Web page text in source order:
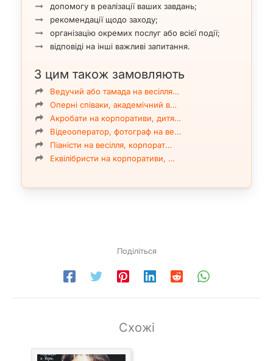
Електронні інструменти, концертні сукні
допомогу в реалізації ваших завдань;
рекомендації щодо заходу;
організацію окремих послуг або всієї події;
відповіді на інші важливі запитання.
З цим також замовляють
Ведучий або тамада на весілля…
Оперні співаки, академічний в…
Акробати на корпоративи, дитя…
Відеооператор, фотограф на ве…
Піаністи на весілля, корпорат…
Еквілібристи на корпоративи, …
Поділіться
Схожі